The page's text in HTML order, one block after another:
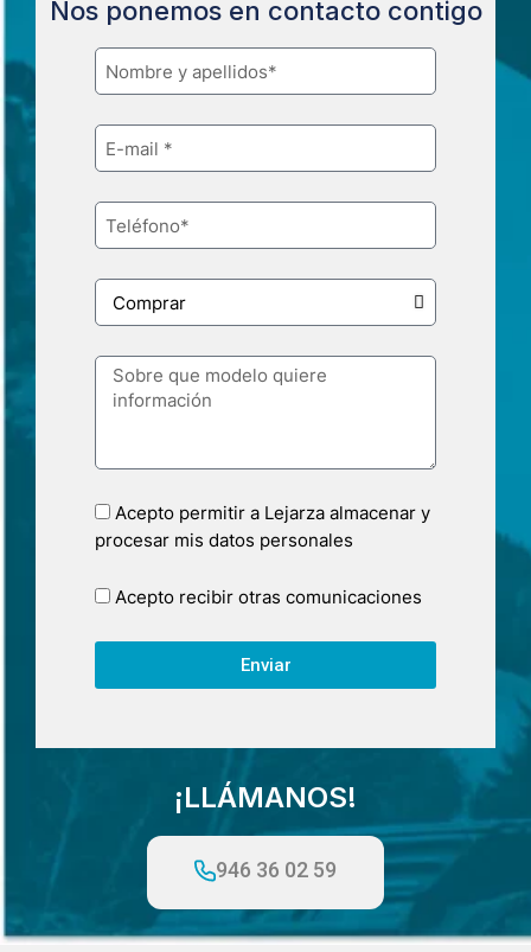
Nos ponemos en contacto contigo
Acepto permitir a Lejarza almacenar y
procesar mis datos personales
Acepto recibir otras comunicaciones
Enviar
¡LLÁMANOS!
946 36 02 59